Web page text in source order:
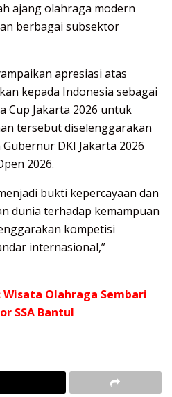
ajang olahraga modern
berbagai subsektor
apresiasi atas
kepada Indonesia sebagai
Cup Jakarta 2026 untuk
tersebut diselenggarakan
DKI Jakarta 2026
2026.
bukti kepercayaan dan
dunia terhadap kemampuan
kompetisi
internasional,”
Wisata Olahraga Sembari
SSA Bantul